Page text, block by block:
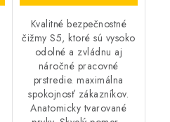
Kvalitné bezpečnostné
čižmy S5, ktoré sú vysoko
odolné a zvládnu aj
náročné pracovné
prstredie. maximálna
spokojnosť zákazníkov.
Anatomicky tvarované